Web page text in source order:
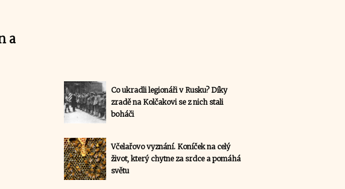
a
Co ukradli legionáři v Rusku? Díky
zradě na Kolčakovi se z nich stali
boháči
Včelařovo vyznání. Koníček na celý
život, který chytne za srdce a pomáhá
světu